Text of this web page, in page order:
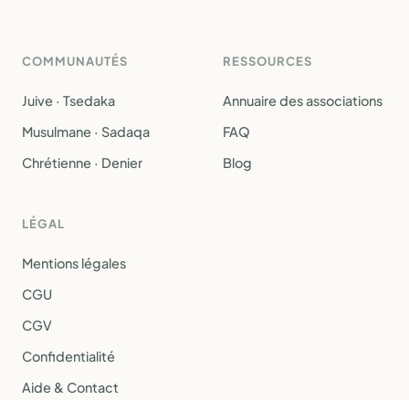
COMMUNAUTÉS
Juive · Tsedaka
Musulmane · Sadaqa
Chrétienne · Denier
RESSOURCES
Annuaire des associations
FAQ
Blog
LÉGAL
Mentions légales
CGU
CGV
Confidentialité
Aide & Contact